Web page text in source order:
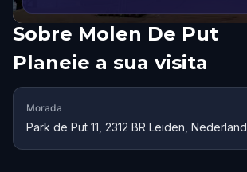
Sobre Molen De Put
Planeie a sua visita
Morada
Park de Put 11, 2312 BR Leiden, Nederland